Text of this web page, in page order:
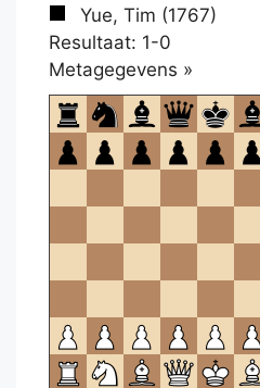
Yue, Tim (1767)
Resultaat: 1-0
Metagegevens »
om
te
openen.